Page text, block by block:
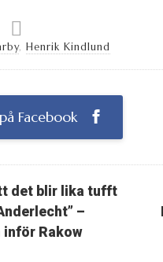
, Henrik Kindlund
Facebook
det blir lika tufft
–
inför Rakow